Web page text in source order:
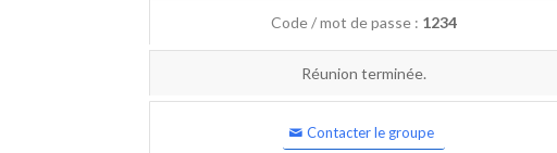
Code / mot de passe : 1234
Réunion terminée.
Contacter le groupe